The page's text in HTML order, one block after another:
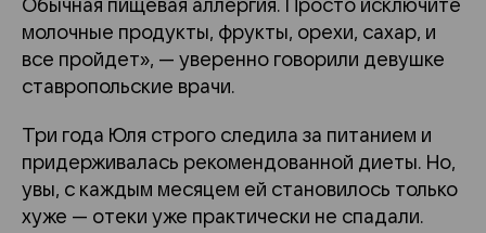
Обычная пищевая аллергия. Просто исключите
молочные продукты, фрукты, орехи, сахар, и
все пройдет», — уверенно говорили девушке
ставропольские врачи.
Три года Юля строго следила за питанием и
придерживалась рекомендованной диеты. Но,
увы, с каждым месяцем ей становилось только
хуже — отеки уже практически не спадали.